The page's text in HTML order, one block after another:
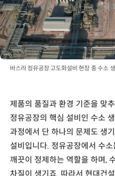
바스라 정유공장 고도화설비 현장 중 수소
제품의 품질과 환경 기준을 맞
정유공장의 핵심 설비인 수소
과정에서 단 하나의 문제도 생
설비입니다. 정유공장에서 수
깨끗이 정제하는 역할을 하며,
차질이 생기죠. 따라서 현대건